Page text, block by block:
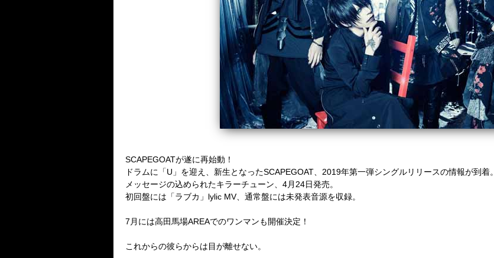
SCAPEGOATが遂に再始動！
ドラムに「U」を迎え、新生となったSCAPEGOAT、2019年第一弾シングルリリースの情報が到着。
メッセージの込められたキラーチューン、4月24日発売。
初回盤には「ラブカ」lylic MV、通常盤には未発表音源を収録。
7月には高田馬場AREAでのワンマンも開催決定！
これからの彼らからは目が離せない。